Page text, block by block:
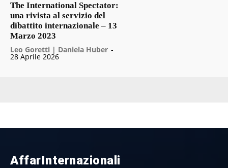
The International Spectator:
una rivista al servizio del
dibattito internazionale – 13
Marzo 2023
Leo Goretti | Daniela Huber -
28 Aprile 2026
AffarInternazionali